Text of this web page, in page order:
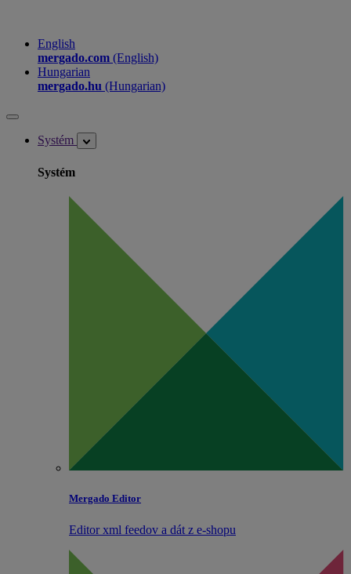
English
mergado.com (English)
Hungarian
mergado.hu (Hungarian)
Systém
Systém
Mergado Editor
Editor xml feedov a dát z e‑shopu